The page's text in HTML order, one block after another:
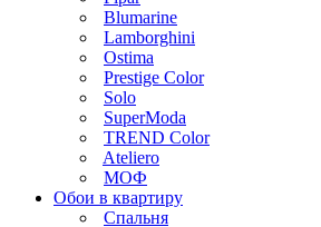
Blumarine
Lamborghini
Ostima
Prestige Color
Solo
SuperModa
TREND Color
Ateliero
МОФ
Обои в квартиру
Спальня